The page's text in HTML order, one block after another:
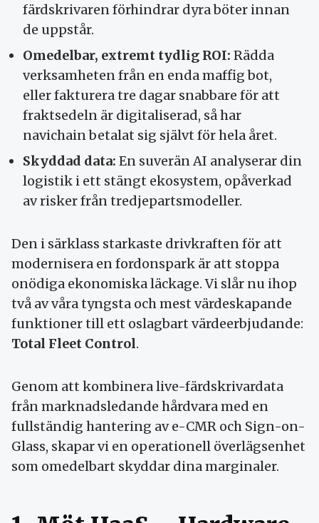
färdskrivaren förhindrar dyra böter innan
de uppstår.
Omedelbar, extremt tydlig ROI: Rädda
verksamheten från en enda maffig bot,
eller fakturera tre dagar snabbare för att
fraktsedeln är digitaliserad, så har
navichain betalat sig självt för hela året.
Skyddad data: En suverän AI analyserar din
logistik i ett stängt ekosystem, opåverkad
av risker från tredjepartsmodeller.
Den i särklass starkaste drivkraften för att
modernisera en fordonspark är att stoppa
onödiga ekonomiska läckage. Vi slår nu ihop
två av våra tyngsta och mest värdeskapande
funktioner till ett oslagbart värdeerbjudande:
Total Fleet Control.
Genom att kombinera live-färdskrivardata
från marknadsledande hårdvara med en
fullständig hantering av e-CMR och Sign-on-
Glass, skapar vi en operationell överlägsenhet
som omedelbart skyddar dina marginaler.